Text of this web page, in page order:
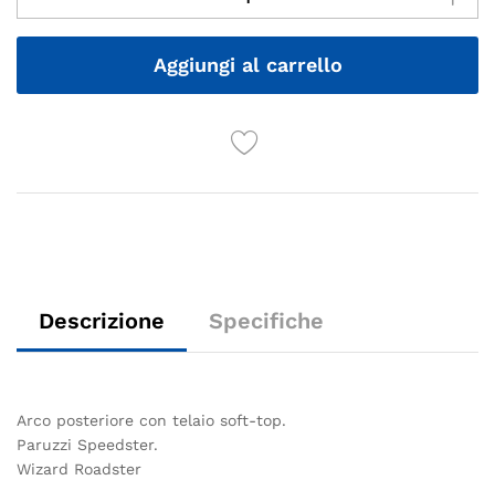
Aggiungi al carrello
Descrizione Specifiche
Arco posteriore con telaio soft-top.
Paruzzi Speedster.
Wizard Roadster